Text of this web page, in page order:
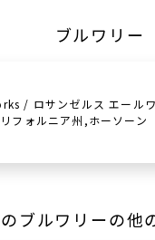
ブルワリー
/ ロサンゼルス エール
フォルニア州,ホーソーン
ブルワリーの他